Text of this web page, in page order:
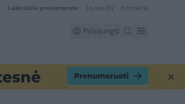
Laikraščio prenumerata Lrytas EN Kontaktai
Prisijungti